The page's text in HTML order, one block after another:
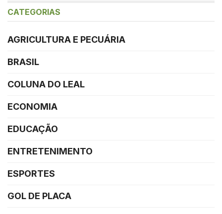
CATEGORIAS
AGRICULTURA E PECUÁRIA
BRASIL
COLUNA DO LEAL
ECONOMIA
EDUCAÇÃO
ENTRETENIMENTO
ESPORTES
GOL DE PLACA